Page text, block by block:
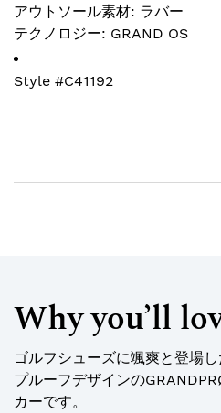
アウトソール素材: ラバー
テクノロジー: GRAND OS
Style #C41192
Why you’ll
ゴルフシューズに颯爽と登場
プルーフデザインの
カーです。